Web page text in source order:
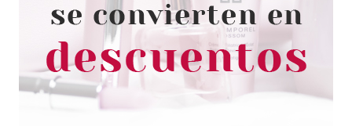
PESTAÑAS POSTIZAS
Pvr 3.79€
-27%
desde
2.75€